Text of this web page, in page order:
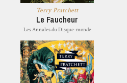
Terry Pratchett
Le Faucheur
Les Annales du Disque-monde